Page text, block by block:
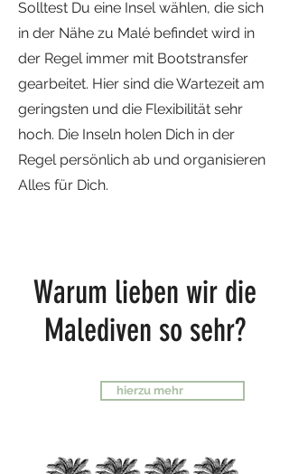
Solltest Du eine Insel wählen, die sich
in der Nähe zu Malé befindet wird in
der Regel immer mit Bootstransfer
gearbeitet. Hier sind die Wartezeit am
geringsten und die Flexibilität sehr
hoch. Die Inseln holen Dich in der
Regel persönlich ab und organisieren
Alles für Dich.
Warum lieben wir die
Malediven so sehr?
hierzu mehr